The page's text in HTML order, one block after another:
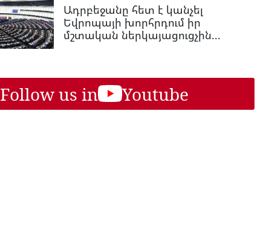
Ադրբեջանը հետ է կանչել
Եվրոպայի խորհրդում իր
մշտական ներկայացուցչին...
Follow us in Youtube